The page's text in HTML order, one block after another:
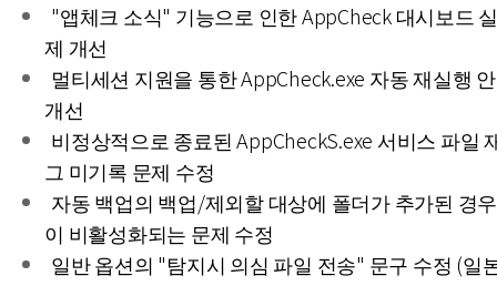
"앱체크 소식" 기능으로 인한 AppCheck 대시보드
제 개선
멀티세션 지원을 통한 AppCheck.exe 자동 재실행
개선
비정상적으로 종료된 AppCheckS.exe 서비스 파일
그 미기록 문제 수정
자동 백업의 백업/제외할 대상에 폴더가 추가된 경
이 비활성화되는 문제 수정
일반 옵션의 "탐지시 의심 파일 전송" 문구 수정 (일